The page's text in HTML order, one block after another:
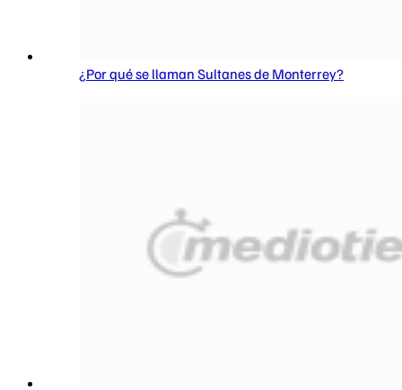
¿Por qué se llaman Sultanes de Monterrey?